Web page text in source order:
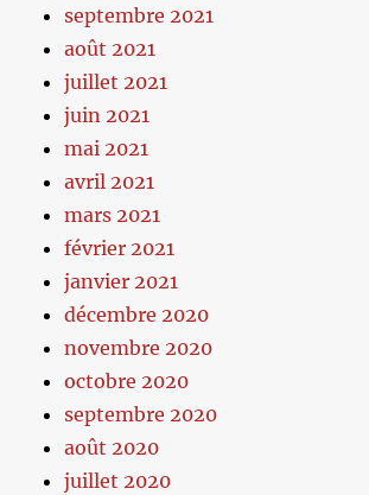
septembre 2021
août 2021
juillet 2021
juin 2021
mai 2021
avril 2021
mars 2021
février 2021
janvier 2021
décembre 2020
novembre 2020
octobre 2020
septembre 2020
août 2020
juillet 2020